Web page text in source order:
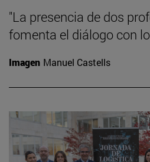
"La presencia de dos
fomenta el diálogo con
Imagen Manuel Castells